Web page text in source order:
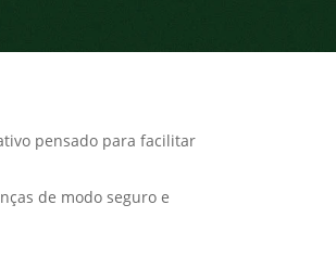
pensado para facilitar
de modo seguro e